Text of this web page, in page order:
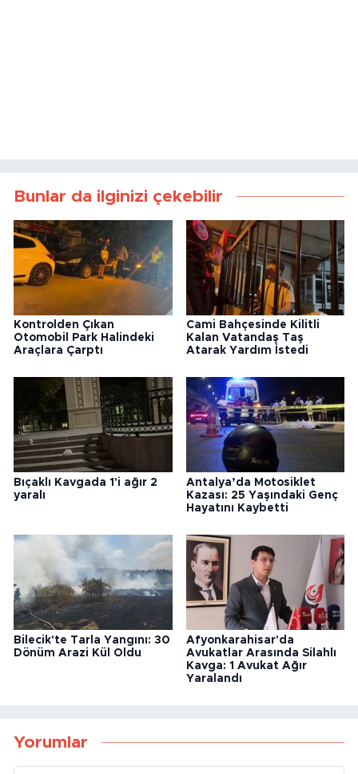
Bunlar da ilginizi çekebilir
Kontrolden Çıkan
Otomobil Park Halindeki
Araçlara Çarptı
Cami Bahçesinde Kilitli
Kalan Vatandaş Taş
Atarak Yardım İstedi
Bıçaklı Kavgada 1'i ağır 2
yaralı
Antalya’da Motosiklet
Kazası: 25 Yaşındaki Genç
Hayatını Kaybetti
Bilecik'te Tarla Yangını: 30
Dönüm Arazi Kül Oldu
Afyonkarahisar'da
Avukatlar Arasında Silahlı
Kavga: 1 Avukat Ağır
Yaralandı
Yorumlar